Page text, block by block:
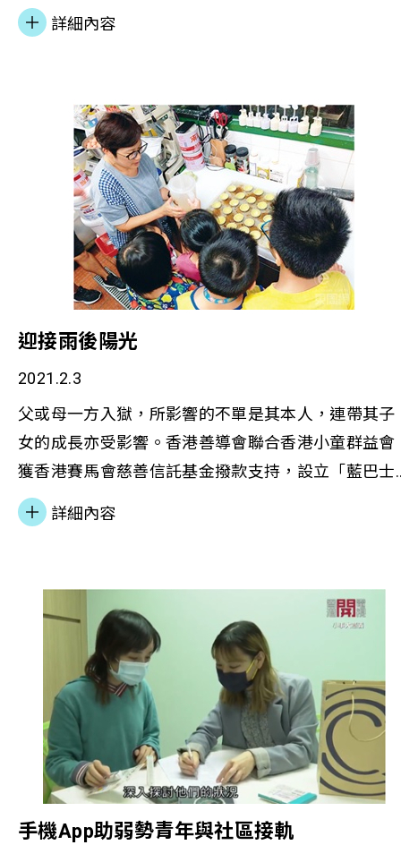
床位、套房、露宿街頭等。 香港善導會總幹事李淑慧
女士早前接受無綫新聞《星期日檔案》訪問，提及本
士，協助他們在社區獨立生活，遠離損友，建立有意
義和希望的人生。她期望未來可爭取更多資源，解決
更生人士的住屋需要。
詳細內容
迎接雨後陽光
2021.2.3
父或母一方入獄，所影響的不單是其本人，連帶其子
女的成長亦受影響。香港善導會聯合香港小童群益會
獲香港賽馬會慈善信託基金撥款支持，設立「藍巴士
賽馬會結伴成長計劃」，冀為在囚或更生人士、其子
女及照顧者提供多元化的支援服務，促進正面的家庭
分享照顧者及小朋友面對的挑戰，此計劃為他們提供
不同的支援，能減輕其所承受的心理壓力，例如個案
輔導、互助小組、體驗學習及成長活動等，協助他們
以正面的態度面對家庭突變帶來的影響。
詳細內容
手機App助弱勢青年與社區接軌